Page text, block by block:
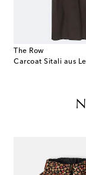
The Row
Carcoat Sitali aus